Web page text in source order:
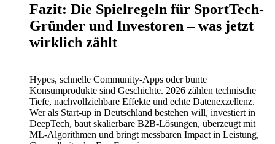
Fazit: Die Spielregeln für SportTech-
Gründer und Investoren – was jetzt
wirklich zählt
Hypes, schnelle Community-Apps oder bunte
Konsumprodukte sind Geschichte. 2026 zählen technische
Tiefe, nachvollziehbare Effekte und echte Datenexzellenz.
Wer als Start-up in Deutschland bestehen will, investiert in
DeepTech, baut skalierbare B2B-Lösungen, überzeugt mit
ML-Algorithmen und bringt messbaren Impact in Leistung,